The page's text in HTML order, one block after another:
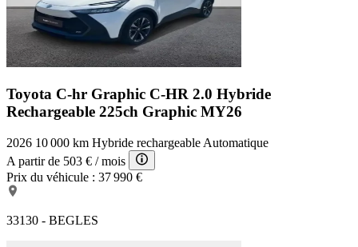
Toyota C-hr Graphic C-HR 2.0 Hybride
Rechargeable 225ch Graphic MY26
2026 10 000 km Hybride rechargeable Automatique
A partir de 503 € / mois
Prix du véhicule : 37 990 €
33130 - BEGLES